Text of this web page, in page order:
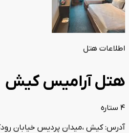
اطلاعات هتل
هتل آرامیس کیش
4 ستاره
آدرس: کیش ،میدان پردیس خیابان